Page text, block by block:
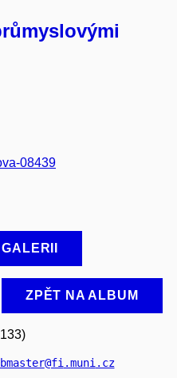
ZPĚT NA ALBUM
@fi.muni.cz